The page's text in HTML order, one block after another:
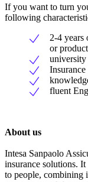
If you want to turn
following
2-4 years
or
university
fluent
About us
Intesa Sanpaolo
insurance solutions.
to people, combining